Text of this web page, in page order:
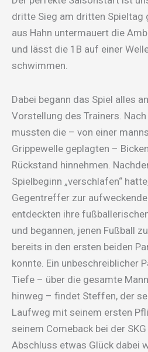
dritte Sieg am dritten Spieltag
aus Hahn untermauert die
und lässt die 1B auf einer
schwimmen.
Dabei begann das Spiel alles
Vorstellung des Trainers.
mussten die – von einer
Grippewelle geplagten –
Rückstand hinnehmen.
Spielbeginn „verschlafen“
Gegentreffer zur
entdeckten ihre
und begannen, jenen Fußball
bereits in den ersten beiden
konnte. Ein unbeschreiblicher
Tiefe – über die gesamte
hinweg – findet Steffen, der
Laufweg mit seinem ersten
seinem Comeback bei der
Abschluss etwas Glück dabei